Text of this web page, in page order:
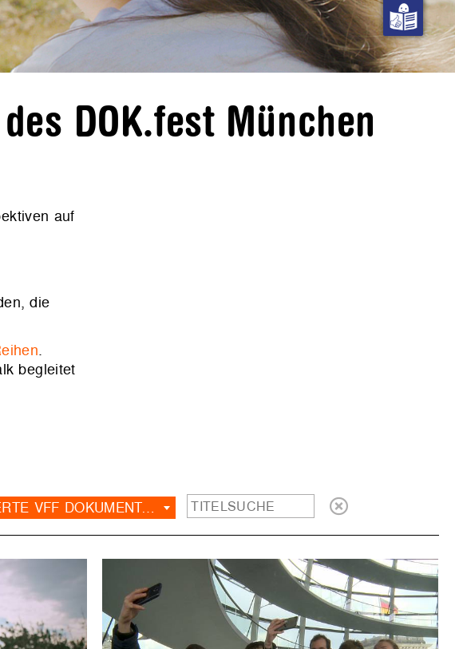
DOK.fest München
auf
die
.
begleitet
NOMINIERTE VFF DOKUMENTARFILM-PRODUKTIONSPREIS